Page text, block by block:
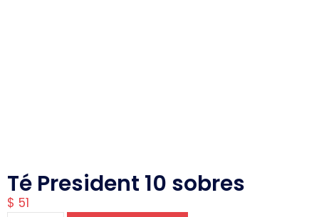
Té President 10 sobres
$ 51